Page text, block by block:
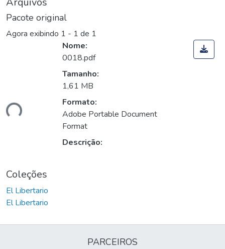
Pacote original
Agora exibindo 1 - 1 de 1
Nome:
0018.pdf
Tamanho:
1,61 MB
Formato:
Adobe Portable Document
Format
Descrição:
Coleções
El Libertario
El Libertario
PARCEIROS